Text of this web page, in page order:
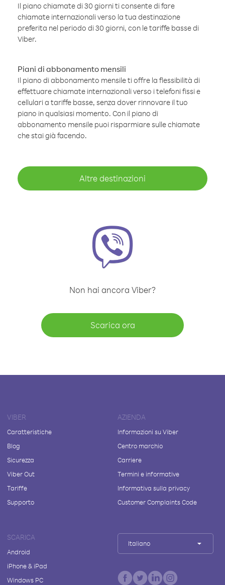
Il piano chiamate di 30 giorni ti consente di fare
chiamate internazionali verso la tua destinazione
preferita nel periodo di 30 giorni, con le tariffe basse di
Viber.
Piani di abbonamento mensili
Il piano di abbonamento mensile ti offre la flessibilità di
effettuare chiamate internazionali verso i telefoni fissi e
cellulari a tariffe basse, senza dover rinnovare il tuo
piano in qualsiasi momento. Con il piano di
abbonamento mensile puoi risparmiare sulle chiamate
che stai già facendo.
Altre destinazioni
Non hai ancora Viber?
Scarica ora
VIBER
Caratteristiche
Blog
Sicurezza
Viber Out
Tariffe
Supporto
AZIENDA
Informazioni su Viber
Centro marchio
Carriere
Termini e informative
Informativa sulla privacy
Customer Complaints Code
SCARICA
Android
iPhone & iPad
Windows PC
Italiano